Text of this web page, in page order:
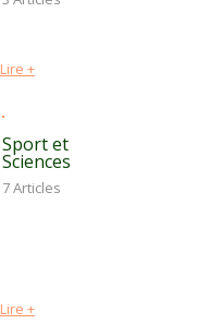
Lire +
Sport et
Sciences
7 Articles
Lire +